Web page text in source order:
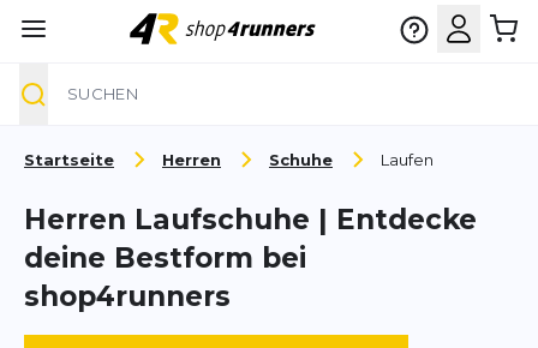
Startseite Herren Schuhe Laufen
Herren Laufschuhe | Entdecke
deine Bestform bei
shop4runners